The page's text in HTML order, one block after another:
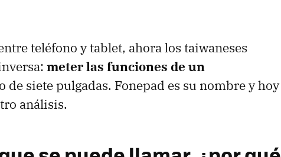
teléfono y tablet, ahora los taiwaneses
meter las funciones de un
de siete pulgadas. Fonepad es su nombre y hoy
análisis.